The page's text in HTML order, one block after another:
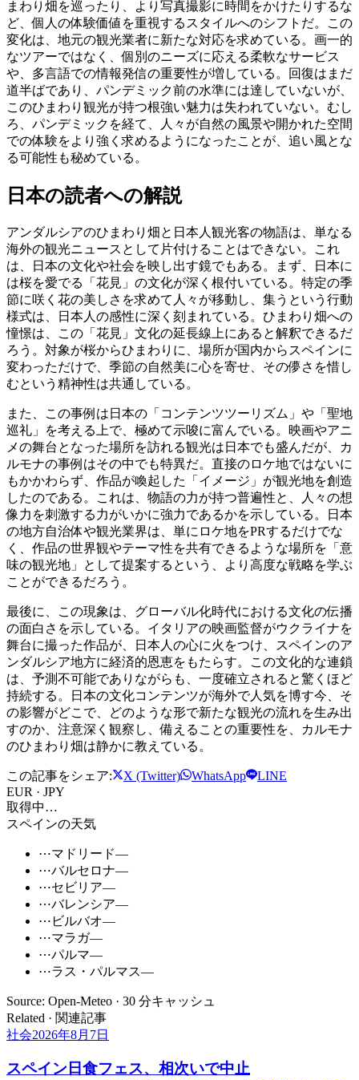
まわり畑を巡ったり、より写真撮影に時間をかけたりするな
ど、個人の体験価値を重視するスタイルへのシフトだ。この
変化は、地元の観光業者に新たな対応を求めている。画一的
なツアーではなく、個別のニーズに応える柔軟なサービス
や、多言語での情報発信の重要性が増している。回復はまだ
道半ばであり、パンデミック前の水準には達していないが、
このひまわり観光が持つ根強い魅力は失われていない。むし
ろ、パンデミックを経て、人々が自然の風景や開かれた空間
での体験をより強く求めるようになったことが、追い風とな
る可能性も秘めている。
日本の読者への解説
アンダルシアのひまわり畑と日本人観光客の物語は、単なる
海外の観光ニュースとして片付けることはできない。これ
は、日本の文化や社会を映し出す鏡でもある。まず、日本に
は桜を愛でる「花見」の文化が深く根付いている。特定の季
節に咲く花の美しさを求めて人々が移動し、集うという行動
様式は、日本人の感性に深く刻まれている。ひまわり畑への
憧憬は、この「花見」文化の延長線上にあると解釈できるだ
ろう。対象が桜からひまわりに、場所が国内からスペインに
変わっただけで、季節の自然美に心を寄せ、その儚さを惜し
むという精神性は共通している。
また、この事例は日本の「コンテンツツーリズム」や「聖地
巡礼」を考える上で、極めて示唆に富んでいる。映画やアニ
メの舞台となった場所を訪れる観光は日本でも盛んだが、カ
ルモナの事例はその中でも特異だ。直接のロケ地ではないに
もかかわらず、作品が喚起した「イメージ」が観光地を創造
したのである。これは、物語の力が持つ普遍性と、人々の想
像力を刺激する力がいかに強力であるかを示している。日本
の地方自治体や観光業界は、単にロケ地をPRするだけでな
く、作品の世界観やテーマ性を共有できるような場所を「意
味の観光地」として提案するという、より高度な戦略を学ぶ
ことができるだろう。
最後に、この現象は、グローバル化時代における文化の伝播
の面白さを示している。イタリアの映画監督がウクライナを
舞台に撮った作品が、日本人の心に火をつけ、スペインのア
ンダルシア地方に経済的恩恵をもたらす。この文化的な連鎖
は、予測不可能でありながらも、一度確立されると驚くほど
持続する。日本の文化コンテンツが海外で人気を博す今、そ
の影響がどこで、どのような形で新たな観光の流れを生み出
すのか、注意深く観察し、備えることの重要性を、カルモナ
のひまわり畑は静かに教えている。
この記事をシェア: X (Twitter) WhatsApp
LINE
EUR · JPY
取得中…
スペインの天気
⋯マドリード—
⋯バルセロナ—
⋯セビリア—
⋯バレンシア—
⋯ ビルバオ—
⋯マラガ—
⋯パルマ—
⋯ラス・パルマス—
Source: Open-Meteo · 30 分キャッシュ
Related · 関連記事
社会2026年8月7日
スペイン日食フェス、相次いで中止